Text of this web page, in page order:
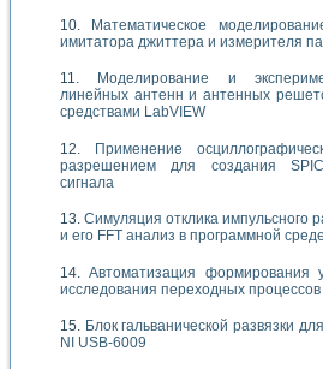
Математическое
имитатора джиттера и измерителя
Моделирование и
линейных антенн и антенных
средствами LabVIEW
Применение
разрешением для создания
сигнала
Симуляция отклика импульсного
и его FFT анализ в программной
Автоматизация формирования
исследования переходных
Блок гальванической развязки
NI USB-6009